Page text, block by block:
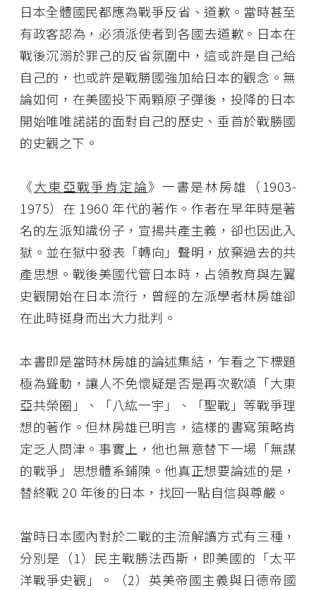
日本全體國民都應為戰爭反省、道歉。當時甚至
有政客認為，必須派使者到各國去道歉。日本在
戰後沉溺於罪己的反省氛圍中，這或許是自己給
自己的，也或許是戰勝國強加給日本的觀念。無
論如何，在美國投下兩顆原子彈後，投降的日本
開始唯唯諾諾的面對自己的歷史、垂首於戰勝國
的史觀之下。
《大東亞戰爭肯定論》一書是林房雄（1903-
1975）在 1960 年代的著作。作者在早年時是著
名的左派知識份子，宣揚共產主義，卻也因此入
獄。並在獄中發表「轉向」聲明，放棄過去的共
產思想。戰後美國代管日本時，占領教育與左翼
史觀開始在日本流行，曾經的左派學者林房雄卻
在此時挺身而出大力批判。
本書即是當時林房雄的論述集結，乍看之下標題
極為聳動，讓人不免懷疑是否是再次歌頌「大東
亞共榮圈」、「八紘一宇」、「聖戰」等戰爭理
想的著作。但林房雄已明言，這樣的書寫策略肯
定乏人問津。事實上，他也無意替下一場「無謀
的戰爭」思想體系鋪陳。他真正想要論述的是，
替終戰 20 年後的日本，找回一點自信與尊嚴。
當時日本國內對於二戰的主流解讀方式有三種，
分別是（1）民主戰勝法西斯，即美國的「太平
洋戰爭史觀」。（2）英美帝國主義與日德帝國